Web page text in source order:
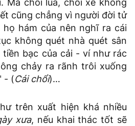
Mà chổi lúa, chổi xể không
cũng chẳng vì người đời tử
hám của nên nghĩ ra cái
không quét nhà quét sân
bạc của cải - ví như rác
chảy ra rãnh trôi xuống
- (Cái chổi)…
trên xuất hiện khá nhiều
xưa, nếu khai thác tốt sẽ